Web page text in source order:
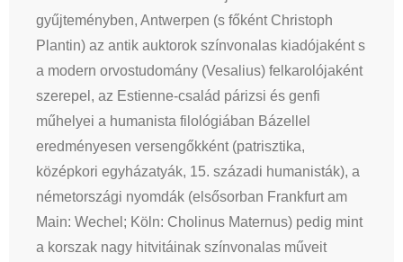
gyűjteményben, Antwerpen (s főként Christoph
Plantin) az antik auktorok színvonalas kiadójaként s
a modern orvostudomány (Vesalius) felkarolójaként
szerepel, az Estienne-család párizsi és genfi
műhelyei a humanista filológiában Bázellel
eredményesen versengőkként (patrisztika,
középkori egyházatyák, 15. századi humanisták), a
németországi nyomdák (elsősorban Frankfurt am
Main: Wechel; Köln: Cholinus Maternus) pedig mint
a korszak nagy hitvitáinak színvonalas műveit